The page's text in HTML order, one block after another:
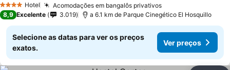
4 EstrelasHotel Acomodações em bangalôs privativosVer preços
8,9 Excelente 3.019 a 6.1 km de Parque Cinegético El Hosquillo
Selecione as datas para ver os preços
exatos.
Ver preços